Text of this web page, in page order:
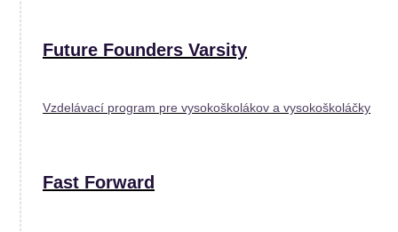
Future Founders Varsity
Vzdelávací program pre vysokoškolákov a vysokoškoláčky
Fast Forward